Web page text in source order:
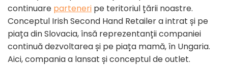
continuare parteneri pe teritoriul țării noastre.
Conceptul Irish Second Hand Retailer a intrat și pe
piața din Slovacia, însă reprezentanții companiei
continuă dezvoltarea și pe piața mamă, în Ungaria.
Aici, compania a lansat și conceptul de outlet.